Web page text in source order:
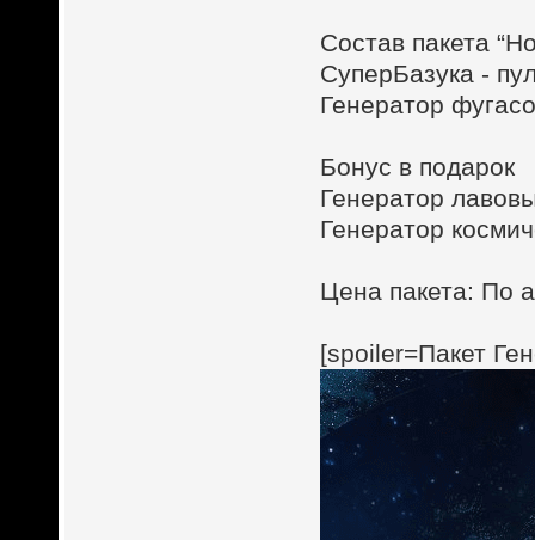
Состав пакета
СуперБазука -
Генератор
Бонус в подарок
Генератор
Генератор
Цена пакета: По
[spoiler=Пакет